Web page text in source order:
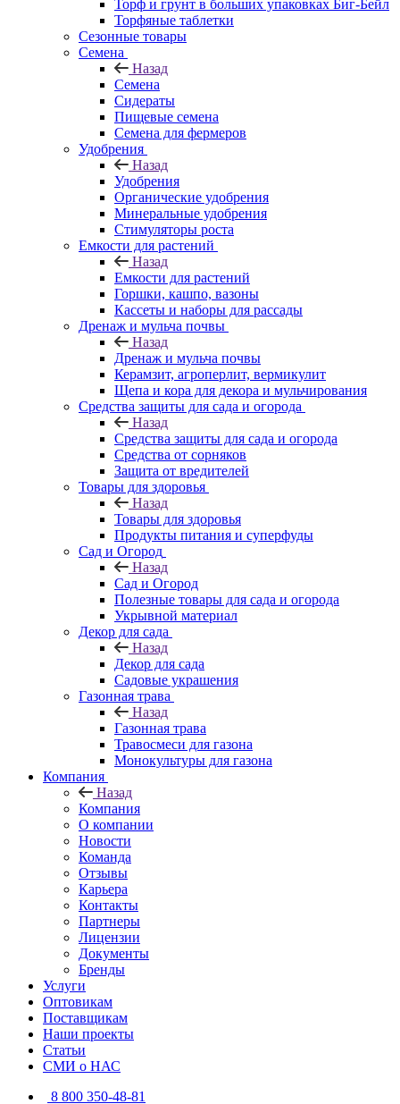
Торф и грунт в больших упаковках Биг-Бейл
Торфяные таблетки
Сезонные товары
Семена
Назад
Семена
Сидераты
Пищевые семена
Семена для фермеров
Удобрения
Назад
Удобрения
Органические удобрения
Минеральные удобрения
Стимуляторы роста
Емкости для растений
Назад
Емкости для растений
Горшки, кашпо, вазоны
Кассеты и наборы для рассады
Дренаж и мульча почвы
Назад
Дренаж и мульча почвы
Керамзит, агроперлит, вермикулит
Щепа и кора для декора и мульчирования
Средства защиты для сада и огорода
Назад
Средства защиты для сада и огорода
Средства от сорняков
Защита от вредителей
Товары для здоровья
Назад
Товары для здоровья
Продукты питания и суперфуды
Сад и Огород
Назад
Сад и Огород
Полезные товары для сада и огорода
Укрывной материал
Декор для сада
Назад
Декор для сада
Садовые украшения
Газонная трава
Назад
Газонная трава
Травосмеси для газона
Монокультуры для газона
Компания
Назад
Компания
О компании
Новости
Команда
Отзывы
Карьера
Контакты
Партнеры
Лицензии
Документы
Бренды
Услуги
Оптовикам
Поставщикам
Наши проекты
Статьи
СМИ о НАС
8 800 350-48-81